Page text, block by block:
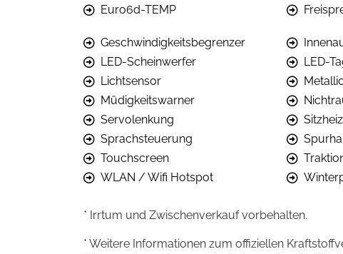
Euro6d-TEMP
Geschwindigkeitsbegrenzer
LED-Scheinwerfer
LED-
Lichtsensor
Metallic
Müdigkeitswarner
Servolenkung
Sprachsteuerung
Touchscreen
WLAN / Wifi Hotspot
* Irrtum und Zwischenverkauf vorbehalten.
* Weitere Informationen zum offiziellen